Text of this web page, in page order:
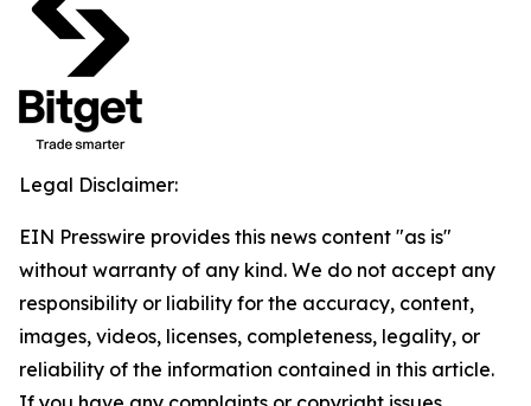
Legal Disclaimer:
EIN Presswire provides this news content "as is"
without warranty of any kind. We do not accept any
responsibility or liability for the accuracy, content,
images, videos, licenses, completeness, legality, or
reliability of the information contained in this article.